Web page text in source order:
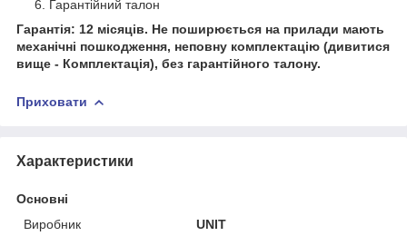
Гарантійний талон
Гарантія: 12 місяців. Не поширюється на прилади мають
механічні пошкодження, неповну комплектацію (дивитися
вище - Комплектація), без гарантійного талону.
Приховати
Характеристики
Основні
Виробник
UNIT